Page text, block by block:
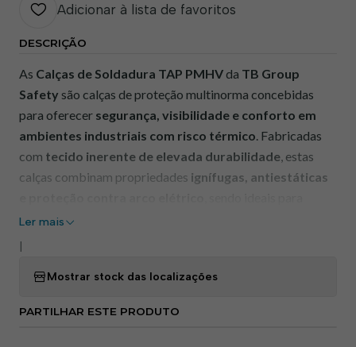
Adicionar à lista de favoritos
DESCRIÇÃO
As Calças de Soldadura TAP PMHV da TB Group
Safety são calças de proteção multinorma concebidas
para oferecer segurança, visibilidade e conforto em
ambientes industriais com risco térmico . Fabricadas
com tecido inerente de elevada durabilidade , estas
calças combinam propriedades ignífugas, antiestáticas
trabalhos de soldadura e processos industriais
semelhantes. A presença de
trabalhador em ambientes de trabalho exigentes.
⸻
Ler mais
|
Mostrar stock das localizações
PARTILHAR ESTE PRODUTO